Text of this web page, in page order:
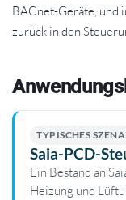
BACnet-Geräte, und
zurück in den
TYPISCHES
Saia-PCD-
Ein Bestand an
Heizung und